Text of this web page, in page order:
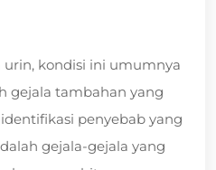
urin, kondisi ini umumnya
gejala tambahan yang
penyebab yang
gejala-gejala yang